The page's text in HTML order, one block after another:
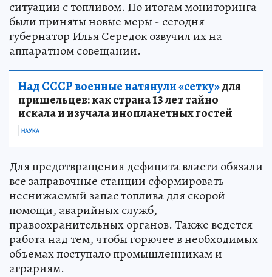
ситуации с топливом. По итогам мониторинга
были приняты новые меры - сегодня
губернатор Илья Середок озвучил их на
аппаратном совещании.
Над СССР военные натянули «сетку»для
пришельцев: как страна 13 лет тайно
искала и изучала инопланетных гостей
НАУКА
Для предотвращения дефицита власти обязали
все заправочные станции сформировать
неснижаемый запас топлива для скорой
помощи, аварийных служб,
правоохранительных органов. Также ведется
работа над тем, чтобы горючее в необходимых
объемах поступало промышленникам и
аграриям.